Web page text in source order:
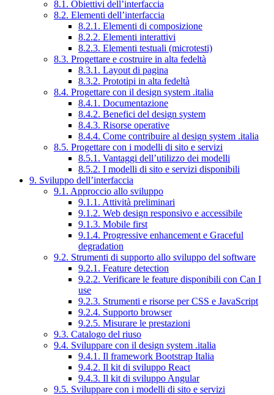
8.1. Obiettivi dell’interfaccia
8.2. Elementi dell’interfaccia
8.2.1. Elementi di composizione
8.2.2. Elementi interattivi
8.2.3. Elementi testuali (microtesti)
8.3. Progettare e costruire in alta fedeltà
8.3.1. Layout di pagina
8.3.2. Prototipi in alta fedeltà
8.4. Progettare con il design system .italia
8.4.1. Documentazione
8.4.2. Benefici del design system
8.4.3. Risorse operative
8.4.4. Come contribuire al design system .italia
8.5. Progettare con i modelli di sito e servizi
8.5.1. Vantaggi dell’utilizzo dei modelli
8.5.2. I modelli di sito e servizi disponibili
9. Sviluppo dell’interfaccia
9.1. Approccio allo sviluppo
9.1.1. Attività preliminari
9.1.2. Web design responsivo e accessibile
9.1.3. Mobile first
9.1.4. Progressive enhancement e Graceful
degradation
9.2. Strumenti di supporto allo sviluppo del software
9.2.1. Feature detection
9.2.2. Verificare le feature disponibili con Can I
use
9.2.3. Strumenti e risorse per CSS e JavaScript
9.2.4. Supporto browser
9.2.5. Misurare le prestazioni
9.3. Catalogo del riuso
9.4. Sviluppare con il design system .italia
9.4.1. Il framework Bootstrap Italia
9.4.2. Il kit di sviluppo React
9.4.3. Il kit di sviluppo Angular
9.5. Sviluppare con i modelli di sito e servizi